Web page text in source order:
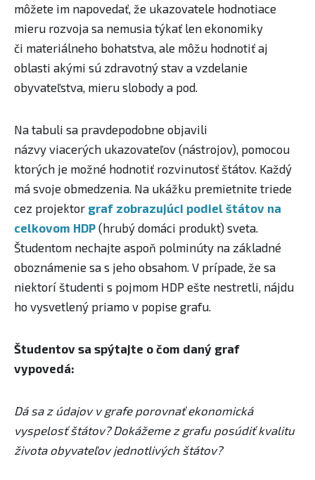
môžete im napovedať, že ukazovatele hodnotiace
mieru rozvoja sa nemusia týkať len ekonomiky
či materiálneho bohatstva, ale môžu hodnotiť aj
oblasti akými sú zdravotný stav a vzdelanie
obyvateľstva, mieru slobody a pod.
Na tabuli sa pravdepodobne objavili
názvy viacerých ukazovateľov (nástrojov), pomocou
ktorých je možné hodnotiť rozvinutosť štátov. Každý
má svoje obmedzenia. Na ukážku premietnite triede
cez projektor graf zobrazujúci podiel štátov na
celkovom HDP (hrubý domáci produkt) sveta.
Študentom nechajte aspoň polminúty na základné
oboznámenie sa s jeho obsahom. V prípade, že sa
niektorí študenti ​s pojmom HDP ešte nestretli, nájdu
ho vysvetlený priamo v popise grafu.
Študentov sa spýtajte o čom daný graf
vypovedá:
Dá sa z údajov v grafe porovnať ekonomická
vyspelosť štátov? Dokážeme z grafu posúdiť kvalitu
života obyvateľov jednotlivých štátov?